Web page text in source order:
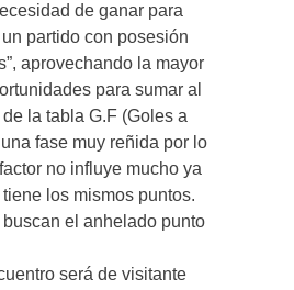
de ganar para
partido con posesión
aprovechando la mayor
para sumar al
la tabla G.F (Goles a
fase muy reñida por lo
no influye mucho ya
los mismos puntos.
buscan el anhelado punto
será de visitante